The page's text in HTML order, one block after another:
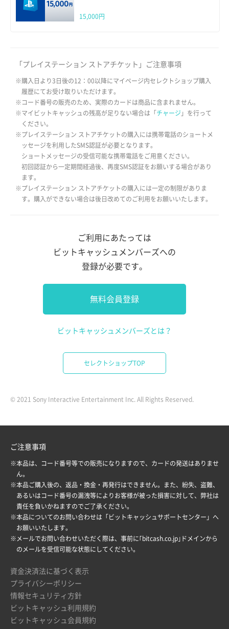
15,000円
「プレイステーション ストアチケット」ご注意事項
※購入日より3日後の12：00以降にマイページ内セレクトショップ購入
履歴にてお受け取りいただけます。
※コード番号の販売のため、実際のカードは商品に含まれません。
※マイビットキャッシュの残高が足りない場合は「 チャージ 」を行って
ください。
※プレイステーション ストアチケットの購入には携帯電話のショートメ
ッセージを利用したSMS認証が必要となります。
ショートメッセージの受信可能な携帯電話をご用意ください。
初回認証から一定期間経過後、再度SMS認証をお願いする場合があり
ます。
※プレイステーション ストアチケットの購入には一定の制限がありま
す。購入ができない場合は後日改めてのご利用をお願いいたします。
ご利用にあたっては
ビットキャッシュメンバーズへの
登録が必要です。
無料会員登録
ビットキャッシュメンバーズとは？
セレクトショップTOP
© 2021 Sony Interactive Entertainment Inc. All Rights Reserved.
ご注意事項
※本品は、コード番号等での販売になりますので、カードの発送はありませ
ん。
※本品ご購入後の、返品・換金・再発行はできません。また、紛失、盗難、
あるいはコード番号の漏洩等によりお客様が被った損害に対して、弊社は
責任を負いかねますのでご了承ください。
※本品についてのお問い合わせは「 ビットキャッシュサポートセンター 」へ
お願いいたします。
※メールでお問い合わせいただく際は、事前に｢bitcash.co.jp｣ドメインから
のメールを受信可能な状態にしてください。
資金決済法に基づく表示
プライバシーポリシー
情報セキュリティ方針
ビットキャッシュ利用規約
ビットキャッシュ会員規約